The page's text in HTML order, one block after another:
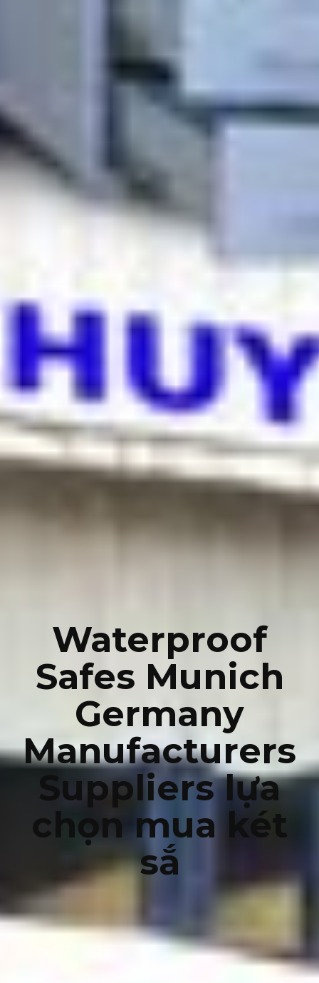
Waterproof
Safes Munich
Germany
Manufacturers
Suppliers lựa
chọn mua két
sắ